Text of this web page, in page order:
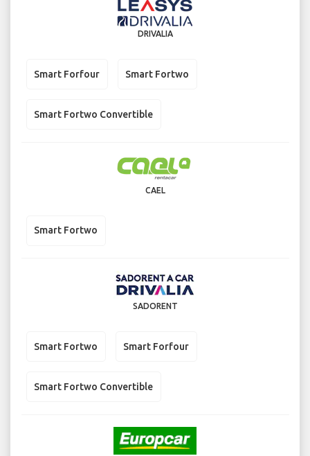
DRIVALIA
Smart Forfour Smart Fortwo
Smart Fortwo Convertible
CAEL
Smart Fortwo
SADORENT
Smart Fortwo Smart Forfour
Smart Fortwo Convertible